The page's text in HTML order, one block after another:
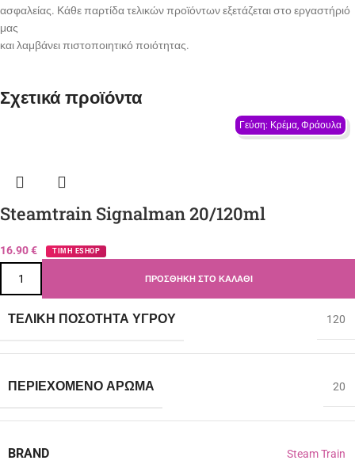
ασφαλείας. Κάθε παρτίδα τελικών προϊόντων εξετάζεται στο εργαστήριό
μας
και λαμβάνει πιστοποιητικό ποιότητας.
Σχετικά προϊόντα
Γεύση: Κρέμα, Φράουλα
Steamtrain Signalman 20/120ml
16.90€ ΤΙΜΗ ESHOP
ΠΡΟΣΘΉΚΗ ΣΤΟ ΚΑΛΆΘΙ
ΤΕΛΙΚΉ ΠΟΣΌΤΗΤΑ ΥΓΡΟΎ 120
ΠΕΡΙΈΧΟΜΕΝΟ ΆΡΩΜΑ 20
BRAND Steam Train